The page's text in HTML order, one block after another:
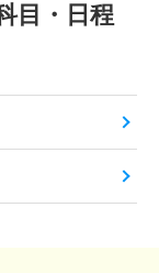
目・日程